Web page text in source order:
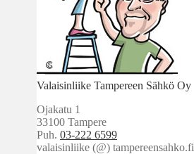
Valaisinliike Tampereen Sähkö Oy
Ojakatu 1
33100 Tampere
Puh. 03-222 6599
valaisinliike (@) tampereensahko.fi